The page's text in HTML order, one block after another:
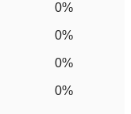
0%
0%
0%
0%